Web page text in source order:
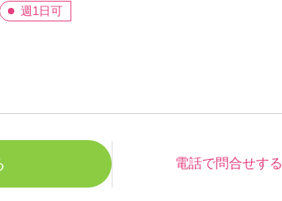
週1日可
電話で問合せする